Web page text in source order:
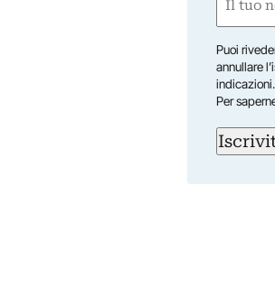
First
Puoi
annullare
Per